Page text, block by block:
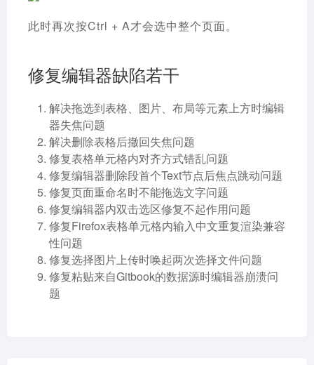
此时再次按Ctrl + A才会选中整个页面。
修复编辑器缺陷若干
解决拖选到表格、图片、布局等元素上方时编辑
器失焦问题
解决删除表格后撤回失焦问题
修复表格单元格内对齐方式错乱问题
修复编辑器删除段首个Text节点后焦点跳动问题
修复页面重命名时不能拖选文字问题
修复编辑器内双击选区修复不起作用问题
修复Firefox表格单元格内输入中文重复渲染兼容
性问题
修复选择图片上传时唤起两次选择文件问题
修复粘贴来自Gitbook的数据源时编辑器崩溃问
题